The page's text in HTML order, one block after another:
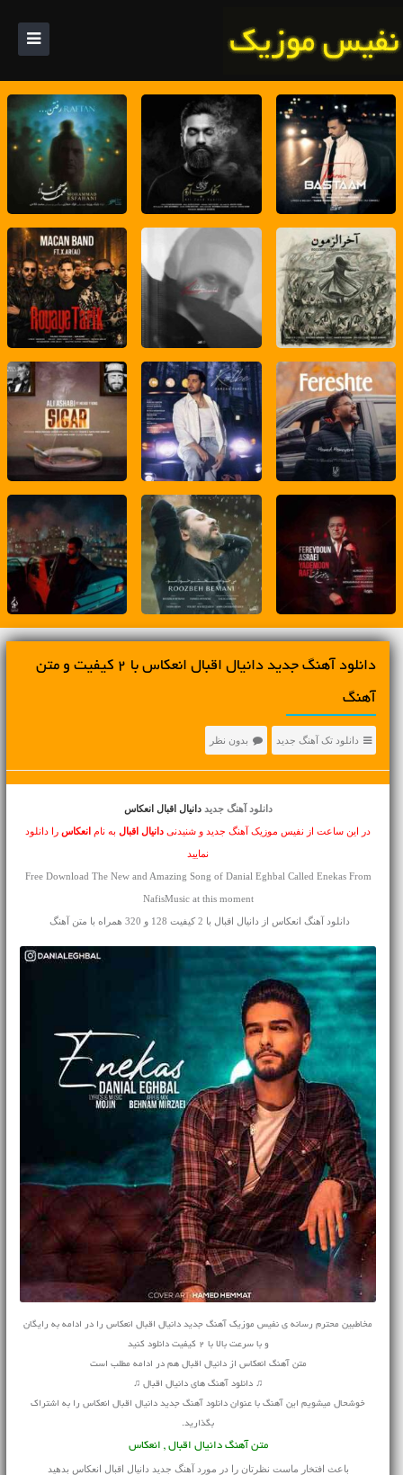
دانلود آهنگ جديد دانیال اقبال انعکاس با 2 کیفیت و متن
آهنگ
دانلود تک آهنگ جدید بدون نظر
دانلود آهنگ جدید دانیال اقبال انعکاس
در این ساعت از نفیس موزیک آهنگ جدید و شنیدنی دانیال اقبال به نام انعکاس را دانلود
نمایید
Free Download The New and Amazing Song of Danial Eghbal Called Enekas From
NafisMusic at this moment
دانلود آهنگ انعکاس از دانیال اقبال با 2 کیفیت 128 و 320 همراه با متن آهنگ
مخاطبین محترم رسانه ی نفیس موزیک آهنگ جدید دانیال اقبال انعکاس را در ادامه به رایگان
و با سرعت بالا با 2 کیفیت دانلود کنید
متن آهنگ انعکاس از دانیال اقبال هم در ادامه مطلب است
♫ دانلود آهنگ های دانیال اقبال ♫
خوشحال میشویم این آهنگ با عنوان دانلود آهنگ جدید دانیال اقبال انعکاس را به اشتراک
بگذارید.
متن آهنگ دانیال اقبال , انعکاس
باعث افتخار ماست نظرتان را در مورد آهنگ جدید دانیال اقبال انعکاس بدهید